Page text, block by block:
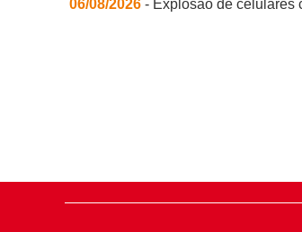
06/08/2026 - Explosão de celulares